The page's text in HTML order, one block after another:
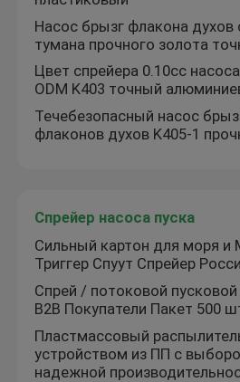
Насос брызг флакона духов
тумана прочного золота
Цвет спрейера 0.10cc
ODM K403 точный
Течебезопасный насос
флаконов духов K405-1
Спрейер насоса пуска
Сильный картон для моря и
Триггер Спуут Спрейер
Спрей / потоковой
B2B Покупатели Пакет 500
Пластмассовый
устройством из ПП с
надежной